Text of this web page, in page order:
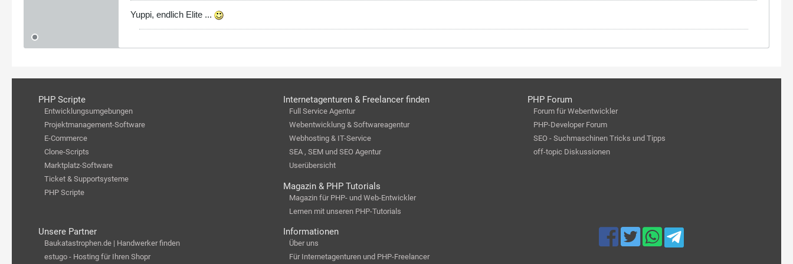
Yuppi, endlich Elite ...
PHP Scripte
Entwicklungsumgebungen
Projektmanagement-Software
E-Commerce
Clone-Scripts
Marktplatz-Software
Ticket & Supportsysteme
PHP Scripte
Internetagenturen & Freelancer finden
Full Service Agentur
Webentwicklung & Softwareagentur
Webhosting & IT-Service
SEA , SEM und SEO Agentur
Userübersicht
Magazin & PHP Tutorials
Magazin für PHP- und Web-Entwickler
Lernen mit unseren PHP-Tutorials
PHP Forum
Forum für Webentwickler
PHP-Developer Forum
SEO - Suchmaschinen Tricks und Tipps
off-topic Diskussionen
Unsere Partner
Baukatastrophen.de | Handwerker finden
estugo - Hosting für Ihren Shopr
Informationen
Über uns
Für Internetagenturen und PHP-Freelancer